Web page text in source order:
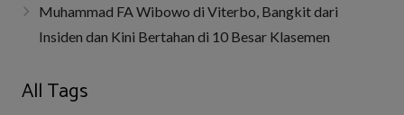
Muhammad FA Wibowo di Viterbo, Bangkit dari
Insiden dan Kini Bertahan di 10 Besar Klasemen
All Tags